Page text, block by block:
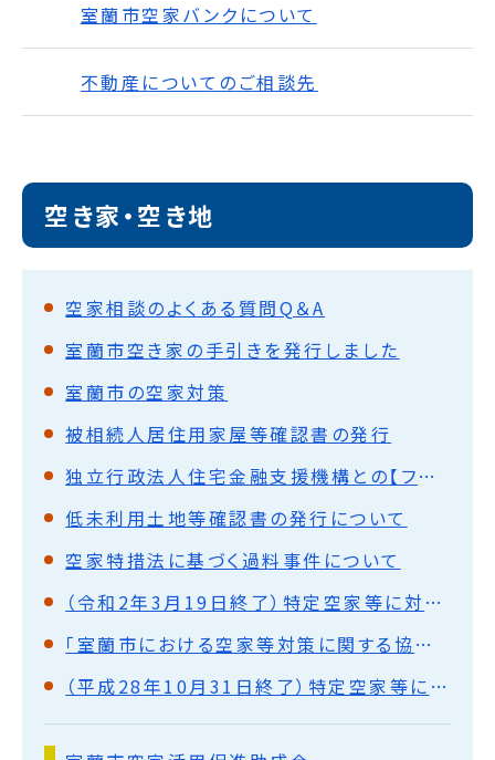
室蘭市空家バンクについて
不動産についてのご相談先
空き家・空き地
空家相談のよくある質問Q＆A
室蘭市空き家の手引きを発行しました
室蘭市の空家対策
被相続人居住用家屋等確認書の発行
独立行政法人住宅金融支援機構との【フラット35】地域活性型協力協定
低未利用土地等確認書の発行について
空家特措法に基づく過料事件について
（令和2年3月19日終了）特定空家等に対する略式代執行について
「室蘭市における空家等対策に関する協定」を締結しました。
（平成28年10月31日終了）特定空家等に対する代執行による解体・撤去について